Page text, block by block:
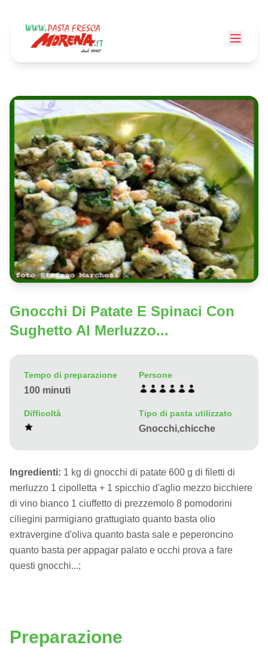
Gnocchi Di Patate E Spinaci Con
Sughetto Al Merluzzo...
Tempo di preparazione
100 minuti
Persone
Difficoltà Tipo di pasta utilizzato
Gnocchi,chicche
Ingredienti: 1 kg di gnocchi di patate 600 g di filetti di
merluzzo 1 cipolletta + 1 spicchio d'aglio mezzo bicchiere
di vino bianco 1 ciuffetto di prezzemolo 8 pomodorini
ciliegini parmigiano grattugiato quanto basta olio
extravergine d'oliva quanto basta sale e peperoncino
quanto basta per appagar palato e occhi prova a fare
questi gnocchi...;
Preparazione